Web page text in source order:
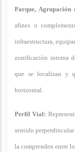
Parque,
afines o
infraestructura,
zonificación interna
que se localizan y
horizontal.
Perfil Vial:
sentido
la comprenden entre